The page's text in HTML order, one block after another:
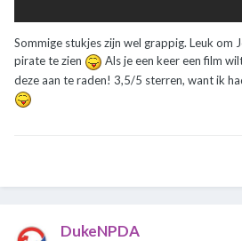
Sommige stukjes zijn wel grappig. Leuk om
pirate te zien
Als je een keer een film
deze aan te raden! 3,5/5 sterren, want ik
DukeNPDA